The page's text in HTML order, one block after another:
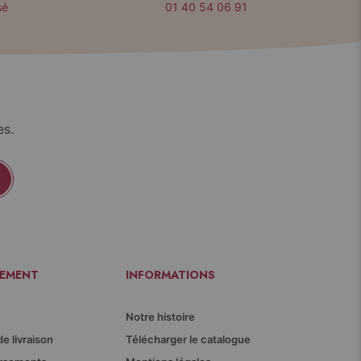
01 40 54 06 91
livraison
INFORMATIONS
Notre histoire
Télécharger le catalogue